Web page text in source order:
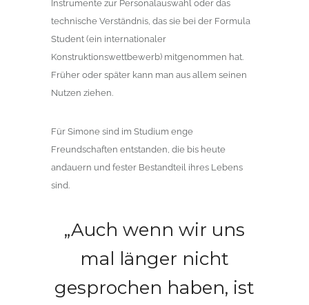
Instrumente zur Personalauswahl oder das
technische Verständnis, das sie bei der Formula
Student (ein internationaler
Konstruktionswettbewerb) mitgenommen hat.
Früher oder später kann man aus allem seinen
Nutzen ziehen.
Für Simone sind im Studium enge
Freundschaften entstanden, die bis heute
andauern und fester Bestandteil ihres Lebens
sind.
„Auch wenn wir uns
mal länger nicht
gesprochen haben, ist